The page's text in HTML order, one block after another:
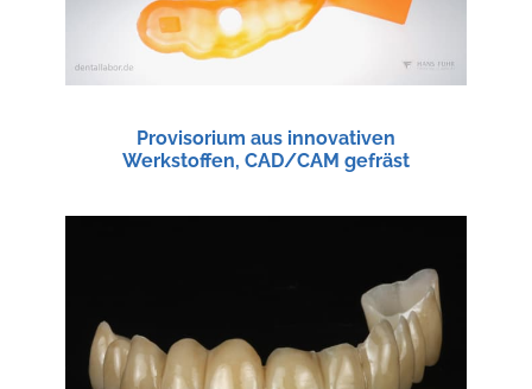
Provisorium aus innovativen
Werkstoffen, CAD/CAM gefräst